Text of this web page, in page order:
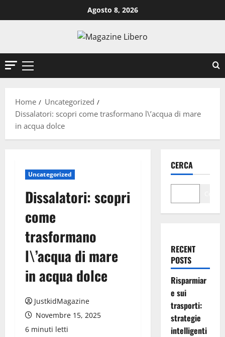
al
Agosto 8, 2026
Menu
Home
Uncategorized
Dissalatori: scopri come trasformano l\’acqua di mare
in acqua dolce
Uncategorized
Dissalatori: scopri
come
trasformano
l\’acqua di mare
in acqua dolce
JustkidMagazine
Novembre 15, 2025
6 minuti letti
CERCA
RECENT
POSTS
Risparmiar
e sui
trasporti:
strategie
intelligenti